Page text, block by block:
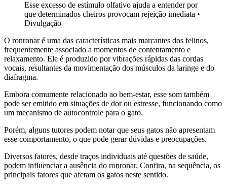
Esse excesso de estímulo olfativo ajuda a entender por
que determinados cheiros provocam rejeição imediata •
Divulgação
O ronronar é uma das características mais marcantes dos felinos,
frequentemente associado a momentos de contentamento e
relaxamento. Ele é produzido por vibrações rápidas das cordas
vocais, resultantes da movimentação dos músculos da laringe e do
diafragma.
Embora comumente relacionado ao bem-estar, esse som também
pode ser emitido em situações de dor ou estresse, funcionando como
um mecanismo de autocontrole para o gato.
Porém, alguns tutores podem notar que seus gatos não apresentam
esse comportamento, o que pode gerar dúvidas e preocupações.
Diversos fatores, desde traços individuais até questões de saúde,
podem influenciar a ausência do ronronar. Confira, na sequência, os
principais fatores que afetam os gatos neste sentido.